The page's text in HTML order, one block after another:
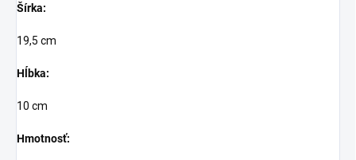
Šírka:
19,5 cm
Hĺbka:
10 cm
Hmotnosť: